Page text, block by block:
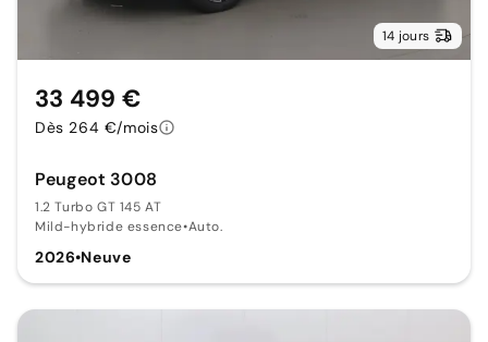
14 jours
Peugeot 3008
1.2 Turbo GT 145 AT
Mild-hybride essence•Auto.
2026•Neuve
33 499 €
Dès 264 €/mois